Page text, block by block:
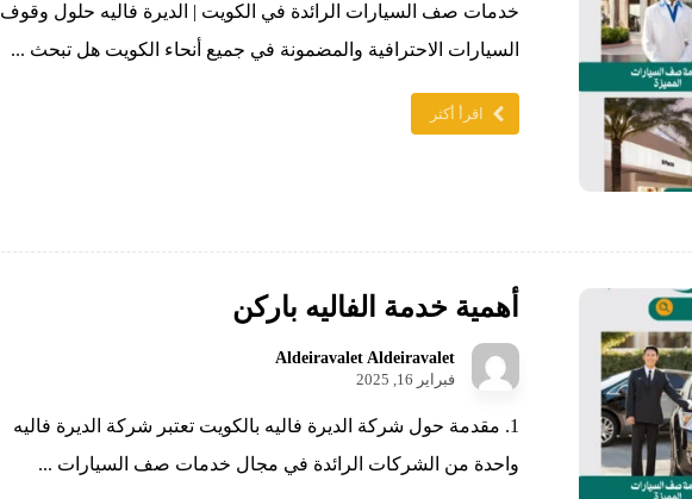
خدمات صف السيارات الرائدة في الكويت | الديرة فاليه حلول وقوف
السيارات الاحترافية والمضمونة في جميع أنحاء الكويت هل تبحث ...
اقرأ أكثر
أهمية خدمة الفاليه باركن
Aldeiravalet Aldeiravalet
فبراير 16, 2025
1. مقدمة حول شركة الديرة فاليه بالكويت تعتبر شركة الديرة فاليه
واحدة من الشركات الرائدة في مجال خدمات صف السيارات ...